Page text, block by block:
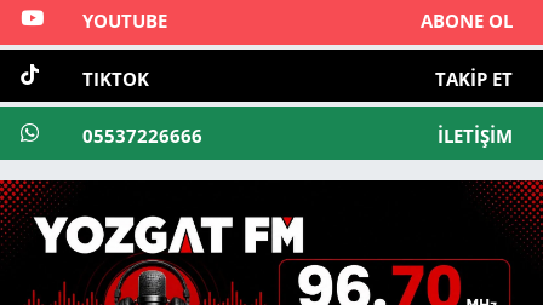
YOUTUBE ABONE OL
TIKTOK TAKIP ET
05537226666 İLETIŞIM